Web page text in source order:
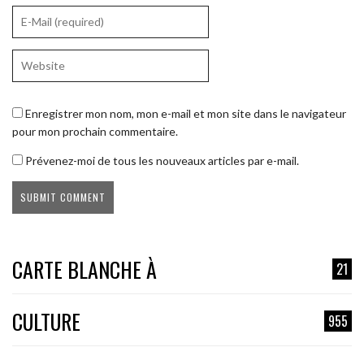
Enregistrer mon nom, mon e-mail et mon site dans le navigateur
pour mon prochain commentaire.
Prévenez-moi de tous les nouveaux articles par e-mail.
CARTE BLANCHE À 21
CULTURE 955